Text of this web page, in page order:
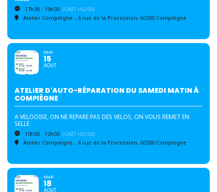
17h30 - 19h30 (GMT+02:00)
Atelier Compiègne , 6 rue de la Procession, 60200 Compiègne
SAM
15
AOUT
ATELIER D'AUTO-RÉPARATION DU SAMEDI MATIN À
COMPIÈGNE
A VELOOISE, ON NE REPARE PAS DES VELOS, ON VOUS REMET EN
SELLE
10h00 - 12h00 (GMT+02:00)
Atelier Compiègne , 6 rue de la Procession, 60200 Compiègne
MAR
18
AOUT